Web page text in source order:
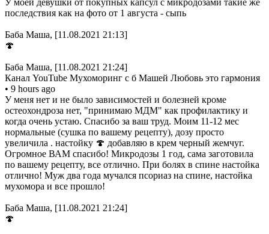
последствия как на фото от 1 августа - сыпь
Баба Маша, [11.08.2021 21:13]
🍄
Баба Маша, [11.08.2021 21:24]
Канал YouTube Мухоморинг с б Машей Любовь это гармония
• 9 hours ago
У меня нет и не было зависимостей и болезней кроме
остеохондроза нет, "принимаю МДМ" как профилактику и
когда очень устаю. Спасибо за ваш труд. Моим 11-12 мес
нормальные (сушка по вашему рецепту), дозу просто
увеличила . настойку 🍄 добавляю в крем черный жемчуг.
Огромное ВАМ спасибо! Микродозы 1 год, сама заготовила
по вашему рецепту, все отлично. При болях в спине настойка
отлично! Муж два года мучался псориаз на спине, настойка
мухомора и все прошло!
Баба Маша, [11.08.2021 21:24]
🍄